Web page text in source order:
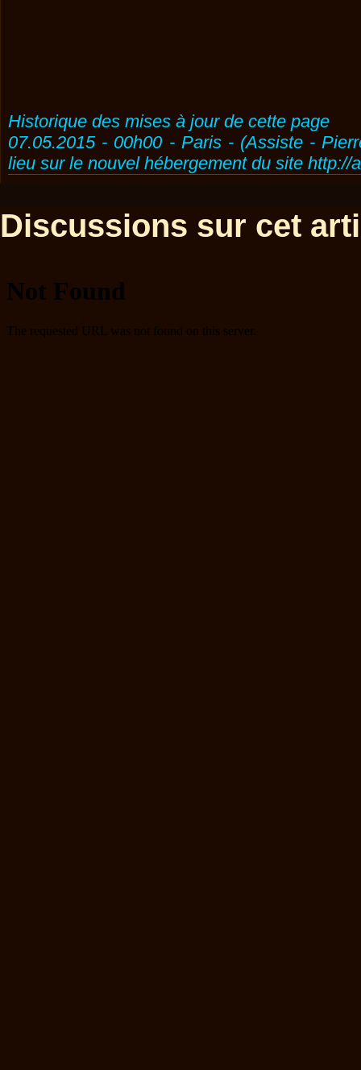
Historique des mises à jour de cette page
07.05.2015 - 00h00 - Paris - (Assiste -
lieu sur le nouvel hébergement du site http://
Discussions sur cet